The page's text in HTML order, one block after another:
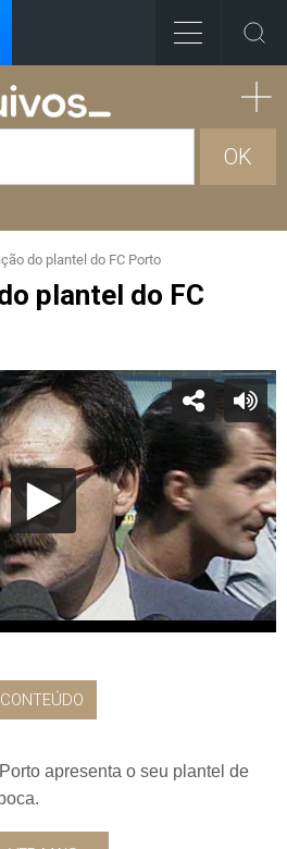
OK
do plantel do FC Porto
plantel do FC
apresenta o seu plantel de